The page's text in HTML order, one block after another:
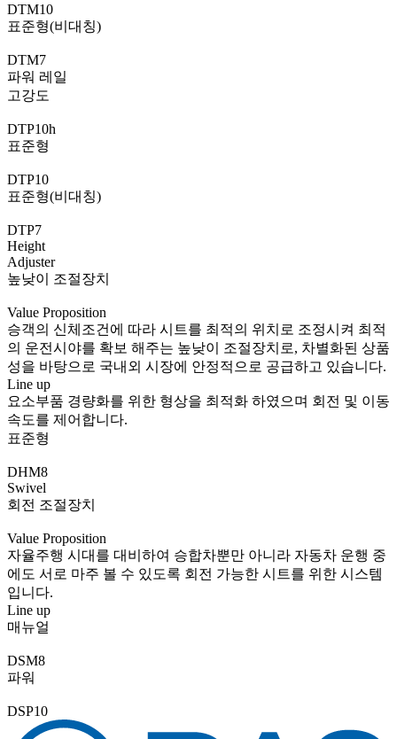
DTM10
표준형(비대칭)
DTM7
파워 레일
고강도
DTP10h
표준형
DTP10
표준형(비대칭)
DTP7
Height
Adjuster
높낮이 조절장치
Value Proposition
승객의 신체조건에 따라 시트를 최적의 위치로 조정시켜 최적
의 운전시야를 확보 해주는 높낮이 조절장치로, 차별화된 상품
성을 바탕으로 국내외 시장에 안정적으로 공급하고 있습니다.
Line up
요소부품 경량화를 위한 형상을 최적화 하였으며 회전 및 이동
속도를 제어합니다.
표준형
DHM8
Swivel
회전 조절장치
Value Proposition
자율주행 시대를 대비하여 승합차뿐만 아니라 자동차 운행 중
에도 서로 마주 볼 수 있도록 회전 가능한 시트를 위한 시스템
입니다.
Line up
매뉴얼
DSM8
파워
DSP10